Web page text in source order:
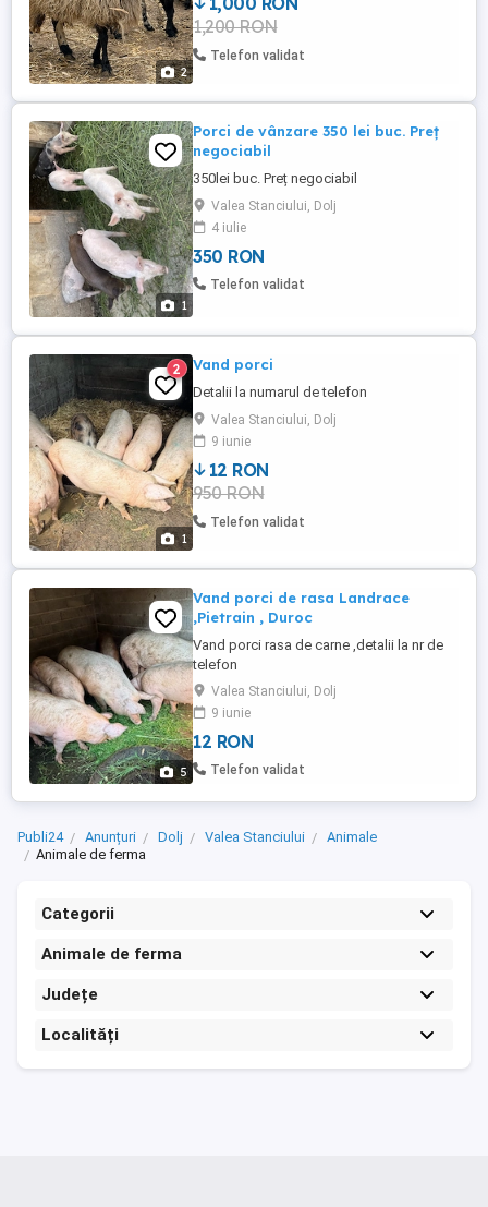
2
1,200 RON
Telefon validat
1
Porci de vânzare 350 lei buc. Preț
negociabil
350lei buc. Preț negociabil
Valea Stanciului, Dolj
4 iulie
350 RON
Telefon validat
1
2 Vand porci
Detalii la numarul de telefon
Valea Stanciului, Dolj
9 iunie
12 RON
950 RON
Telefon validat
5
Vand porci de rasa Landrace
,Pietrain , Duroc
Vand porci rasa de carne ,detalii la nr de
telefon
Valea Stanciului, Dolj
9 iunie
12 RON
Telefon validat
Publi24 Anunțuri Dolj Valea Stanciului
Animale
Animale de ferma
Categorii
Animale de ferma
Județe
Localități